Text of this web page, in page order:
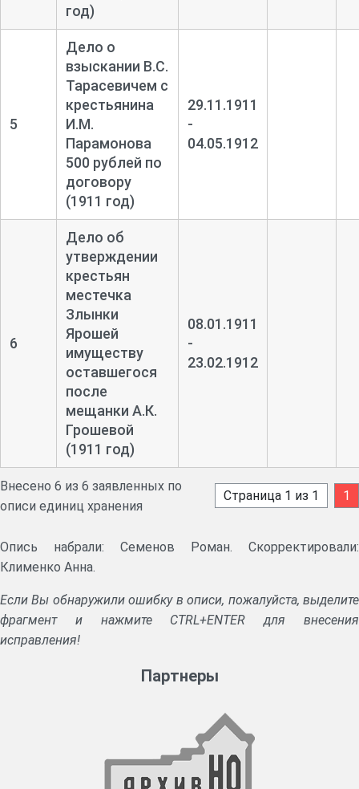
год)
5
Дело о
взыскании В.С.
Тарасевичем с
крестьянина
И.М.
Парамонова
500 рублей по
договору
(1911 год)
29.11.1911
-
04.05.1912
6
Дело об
утверждении
крестьян
местечка
Злынки
Ярошей
имуществу
оставшегося
после
мещанки А.К.
Грошевой
(1911 год)
08.01.1911
-
23.02.1912
Внесено 6 из 6 заявленных по
описи единиц хранения
Страница 1 из 1 1
Опись набрали: Семенов Роман. Скорректировали:
Клименко Анна.
Если Вы обнаружили ошибку в описи, пожалуйста, выделите
фрагмент и нажмите CTRL+ENTER для внесения
исправления!
Партнеры